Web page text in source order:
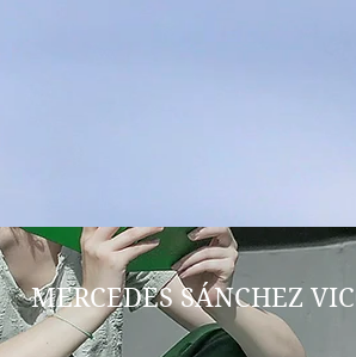
MERCEDES SÁNCHEZ